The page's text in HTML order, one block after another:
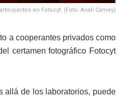
en Fotocyt. (Foto: Analí Camey)
a cooperantes privados como
certamen fotográfico Fotocyt
allá de los laboratorios, puede